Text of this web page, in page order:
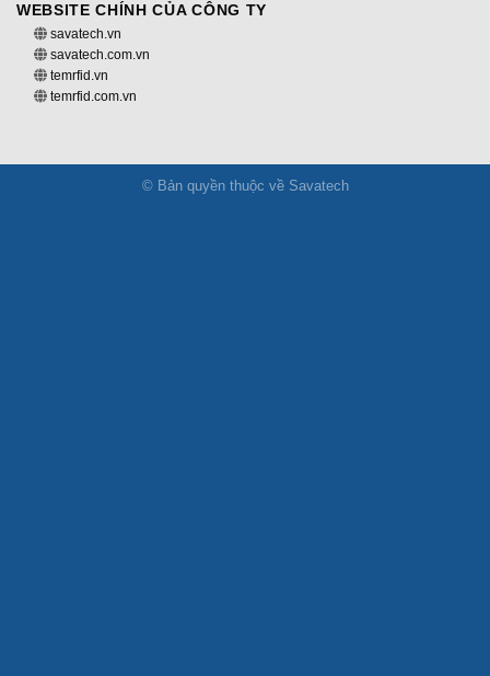
WEBSITE CHÍNH CỦA CÔNG TY
savatech.vn
savatech.com.vn
temrfid.vn
temrfid.com.vn
© Bản quyền thuộc về Savatech